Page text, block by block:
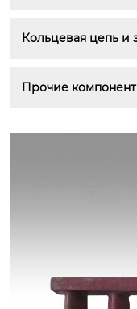
Кольцевая цепь и
Прочие